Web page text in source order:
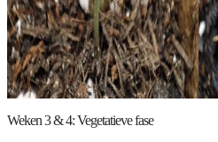
Weken 3 & 4: Vegetatieve fase